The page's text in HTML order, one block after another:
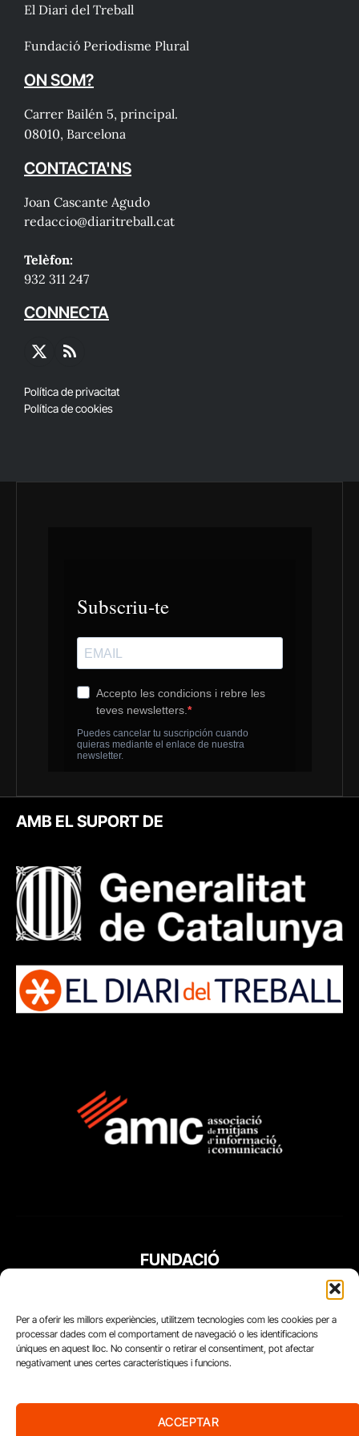
Per a oferir les millors experiències, utilitzem tecnologies com les cookies per a
processar dades com el comportament de navegació o les identificacions
úniques en aquest lloc. No consentir o retirar el consentiment, pot afectar
negativament unes certes característiques i funcions.
ACCEPTAR
El Diari del Treball
Fundació Periodisme Plural
ON SOM?
Carrer Bailén 5, principal.
08010, Barcelona
CONTACTA'NS
Joan Cascante Agudo
redaccio@diaritreball.cat
Telèfon:
932 311 247
CONNECTA
X
RSS
Política de privacitat
Política de cookies
AMB EL SUPORT DE
FUNDACIÓ